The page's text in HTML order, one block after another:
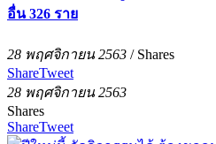
อื่น 326 ราย
28 พฤศจิกายน 2563 / Shares
ShareTweet
28 พฤศจิกายน 2563
Shares
ShareTweet